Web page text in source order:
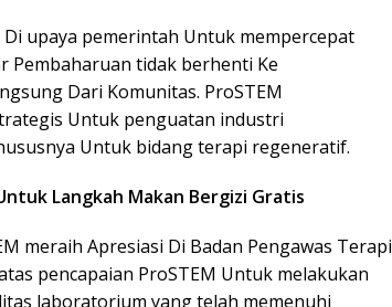
upaya pemerintah Untuk mempercepat
Pembaharuan tidak berhenti Ke
Dari Komunitas. ProSTEM
Untuk penguatan industri
Untuk bidang terapi regeneratif.
Langkah Makan Bergizi Gratis
meraih Apresiasi Di Badan Pengawas Terapi
pencapaian ProSTEM Untuk melakukan
laboratorium yang telah memenuhi